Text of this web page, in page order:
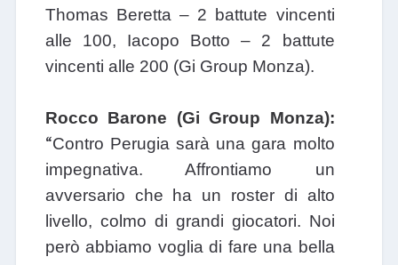
Thomas Beretta – 2 battute vincenti
alle 100, Iacopo Botto – 2 battute
vincenti alle 200 (Gi Group Monza).
Rocco Barone (Gi Group Monza):
“Contro Perugia sarà una gara molto
impegnativa. Affrontiamo un
avversario che ha un roster di alto
livello, colmo di grandi giocatori. Noi
però abbiamo voglia di fare una bella